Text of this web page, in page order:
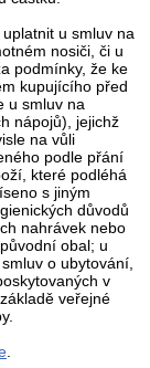
u smluv na
nosiči, či u
podmínky, že ke
kupujícího před
u smluv na
nápojů), jejichž
na vůli
podle přání
které podléhá
s jiným
důvodů
nahrávek nebo
obal; u
o ubytování,
v
veřejné
.